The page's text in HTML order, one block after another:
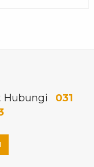
Hubungi
031